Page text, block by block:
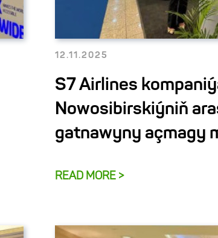
12.11.2025
S7 Airlines
Nowosibirskiýniň
gatnawyny açmagy
READ MORE >